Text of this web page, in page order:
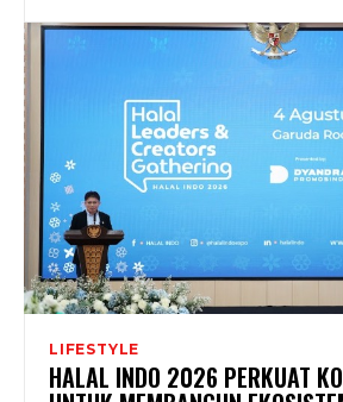
LIFESTYLE
HALAL INDO 2026 PERKUAT